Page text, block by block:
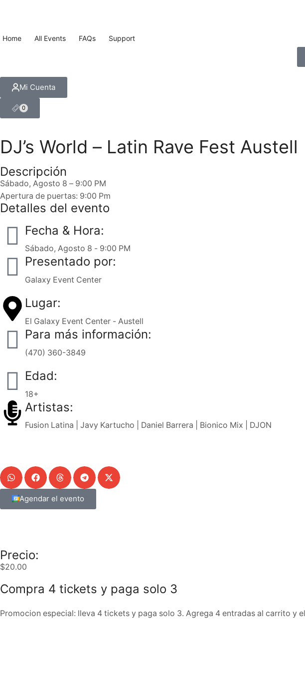
Home All Events FAQs Support
Mi Cuenta
0
DJ’s World – Latin Rave Fest Austell
Descripción
Sábado, Agosto 8 – 9:00 PM
Apertura de puertas: 9:00 Pm
Detalles del evento
Fecha & Hora:
Sábado, Agosto 8 - 9:00 PM
Presentado por:
Galaxy Event Center
Lugar:
El Galaxy Event Center - Austell
Para más información:
(470) 360-3849
Edad:
18+
Artistas:
Fusion Latina | Javy Kartucho | Daniel Barrera | Bionico Mix | DJON
Agendar el evento
Precio:
$20.00
Compra 4 tickets y paga solo 3
Promocion especial: lleva 4 tickets y paga solo 3. Agrega 4 entradas al carrito y